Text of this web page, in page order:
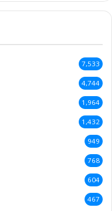
7,533
4,744
1,964
1,432
949
768
604
467